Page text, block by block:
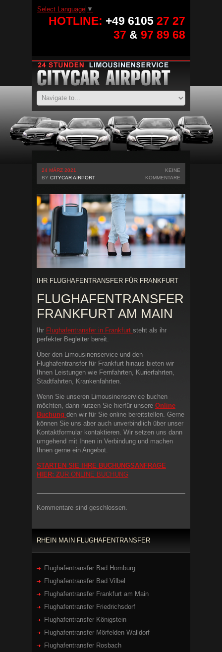
Select Language ▼
HOTLINE: +49 6105 27 27
37 & 97 89 68
24 MÄRZ 2021
BY CITYCAR AIRPORT
KEINE
KOMMENTARE
IHR FLUGHAFENTRANSFER FÜR FRANKFURT
FLUGHAFENTRANSFER
FRANKFURT AM MAIN
Ihr Flughafentransfer in Frankfurt steht als ihr
perfekter Begleiter bereit.
Über den Limousinenservice und den
Flughafentransfer für Frankfurt hinaus bieten wir
Ihnen Leistungen wie Fernfahrten, Kurierfahrten,
Stadtfahrten, Krankenfahrten.
Wenn Sie unseren Limousinenservice buchen
möchten, dann nutzen Sie hierfür unsere Online
Buchung den wir für Sie online bereitstellen. Gerne
können Sie uns aber auch unverbindlich über unser
Kontaktformular kontaktieren. Wir setzen uns dann
umgehend mit Ihnen in Verbindung und machen
Ihnen gerne ein Angebot.
STARTEN SIE IHRE BUCHUNGSANFRAGE
HIER: ZUR ONLINE BUCHUNG
Kommentare sind geschlossen.
RHEIN MAIN FLUGHAFENTRANSFER
Flughafentransfer Bad Homburg
Flughafentransfer Bad Vilbel
Flughafentransfer Frankfurt am Main
Flughafentransfer Friedrichsdorf
Flughafentransfer Königstein
Flughafentransfer Mörfelden Walldorf
Flughafentransfer Rosbach